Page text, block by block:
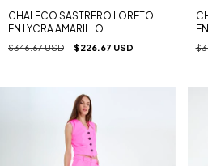
CHALECO SASTRERO LORETO
EN LYCRA AMARILLO
$346.67 USD $226.67 USD